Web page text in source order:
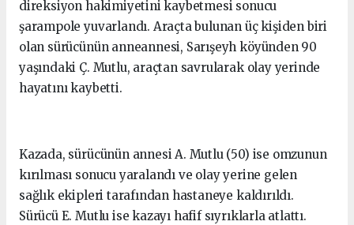
direksiyon hakimiyetini kaybetmesi sonucu
şarampole yuvarlandı. Araçta bulunan üç kişiden biri
olan sürücünün anneannesi, Sarışeyh köyünden 90
yaşındaki Ç. Mutlu, araçtan savrularak olay yerinde
hayatını kaybetti.
Kazada, sürücünün annesi A. Mutlu (50) ise omzunun
kırılması sonucu yaralandı ve olay yerine gelen
sağlık ekipleri tarafından hastaneye kaldırıldı.
Sürücü E. Mutlu ise kazayı hafif sıyrıklarla atlattı.